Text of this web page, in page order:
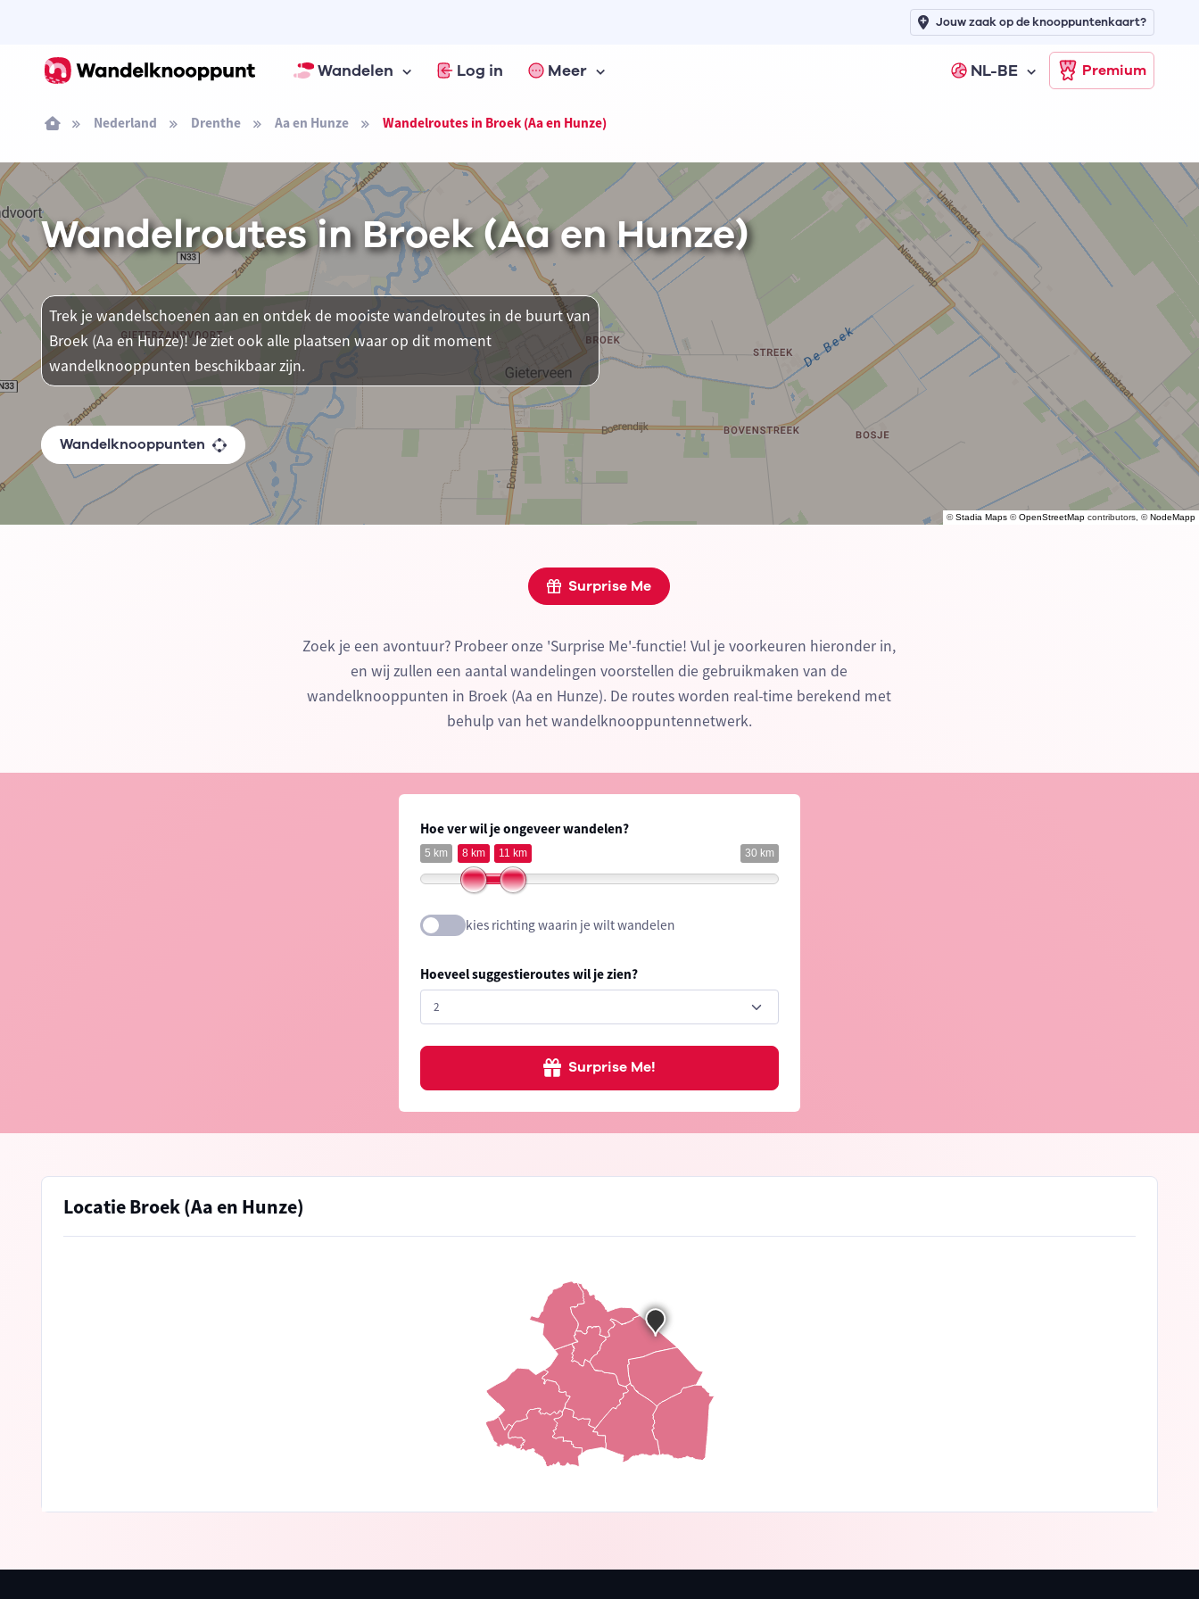
Wandelen Log in Meer NL-BE Premium
Jouw zaak op de knooppuntenkaart?
Nederland Drenthe Aa en Hunze Wandelroutes in Broek (Aa en Hunze)
©Stadia Maps ©OpenStreetMap contributors, ©NodeMapp
Wandelroutes in Broek (Aa en Hunze)
Trek je wandelschoenen aan en ontdek de mooiste wandelroutes in de buurt van
Broek (Aa en Hunze)! Je ziet ook alle plaatsen waar op dit moment
wandelknooppunten beschikbaar zijn.
Wandelknooppunten
Surprise Me
Zoek je een avontuur? Probeer onze 'Surprise Me'-functie! Vul je voorkeuren hieronder in,
en wij zullen een aantal wandelingen voorstellen die gebruikmaken van de
wandelknooppunten in Broek (Aa en Hunze). De routes worden real-time berekend met
behulp van het wandelknooppuntennetwerk.
Hoe ver wil je ongeveer wandelen?
5 km 30 km
8 km 11 km
kies richting waarin je wilt wandelen
Hoeveel suggestieroutes wil je zien?
Surprise Me!
Locatie Broek (Aa en Hunze)